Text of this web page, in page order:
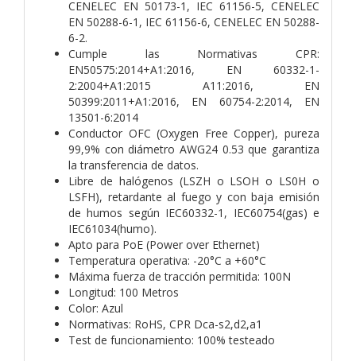
CENELEC EN 50173-1, IEC 61156-5, CENELEC
EN 50288-6-1, IEC 61156-6, CENELEC EN 50288-
6-2.
Cumple las Normativas CPR:
EN50575:2014+A1:2016, EN 60332-1-
2:2004+A1:2015 A11:2016, EN
50399:2011+A1:2016, EN 60754-2:2014, EN
13501-6:2014
Conductor OFC (Oxygen Free Copper), pureza
99,9% con diámetro AWG24 0.53 que garantiza
la transferencia de datos.
Libre de halógenos (LSZH o LSOH o LS0H o
LSFH), retardante al fuego y con baja emisión
de humos según IEC60332-1, IEC60754(gas) e
IEC61034(humo).
Apto para PoE (Power over Ethernet)
Temperatura operativa: -20°C a +60°C
Máxima fuerza de tracción permitida: 100N
Longitud: 100 Metros
Color: Azul
Normativas: RoHS, CPR Dca-s2,d2,a1
Test de funcionamiento: 100% testeado